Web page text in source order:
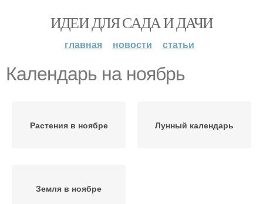
ИДЕИ ДЛЯ САДА И ДАЧИ
главная новости статьи
Календарь на ноябрь
Растения в ноябре Лунный календарь
Земля в ноябре